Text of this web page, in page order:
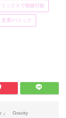
ックスで視聴可能
害/パニック
ィ』 Gravity